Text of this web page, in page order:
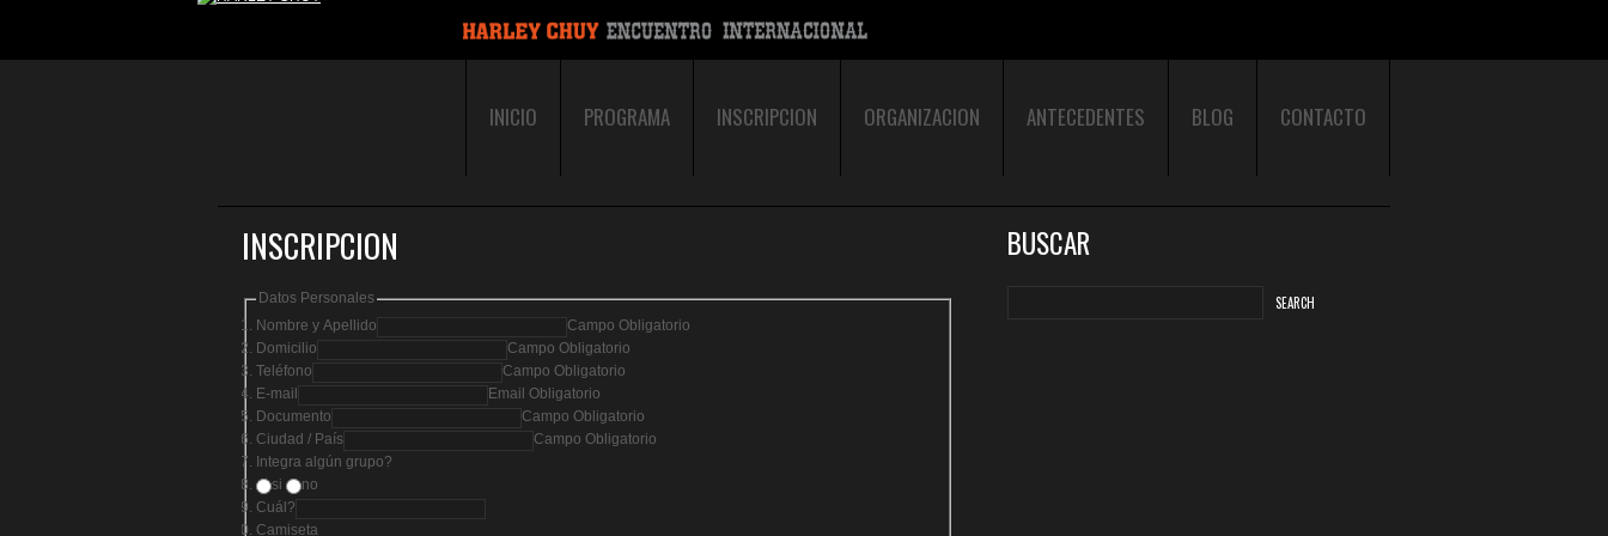
INICIO PROGRAMA INSCRIPCION ORGANIZACION ANTECEDENTES BLOG CONTACTO
INSCRIPCION
Datos Personales
Nombre y Apellido
Campo Obligatorio
Domicilio
Campo Obligatorio
Teléfono
Campo Obligatorio
E-mail
Email Obligatorio
Documento
Campo Obligatorio
Ciudad / País
Campo Obligatorio
Integra algún grupo?
si
no
Cuál?
Camiseta
BUSCAR